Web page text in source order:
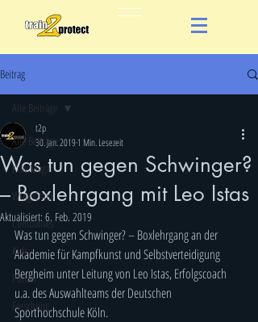
Beitrag
Alle Beiträge
Krav Maga
Wing Chun
Combatives
Kids
Polizei
Forschung
Alle Beiträge
Was tun gegen Schwinger?
– Boxlehrgang mit Leo Istas
t2p
30. Jan. 20191 Min. Lesezeit
Aktualisiert: 6. Feb. 2019
Was tun gegen Schwinger? – Boxlehrgang an der
Akademie für Kampfkunst und Selbstverteidigung
Bergheim unter Leitung von Leo Istas, Erfolgscoach
u.a. des Auswahlteams der Deutschen
Sporthochschule Köln.